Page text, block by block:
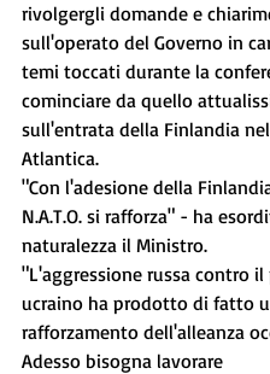
rivolgergli domande e
sull'operato del Governo in
temi toccati durante la
cominciare da quello
sull'entrata della Finlandia
Atlantica.
"Con l'adesione della
N.A.T.O. si rafforza" - ha
naturalezza il Ministro.
"L'aggressione russa contro
ucraino ha prodotto di fatto
rafforzamento dell'alleanza
Adesso bisogna lavorare